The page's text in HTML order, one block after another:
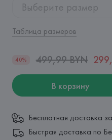
Выберите размер
Таблица размеров
40% 499,99 BYN
В корзину
Бесплатная доставка
Быстрая доставка по